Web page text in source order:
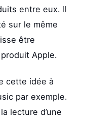
entre eux. Il
sur le même
être
Apple.
cette idée à
par exemple.
lecture d’une